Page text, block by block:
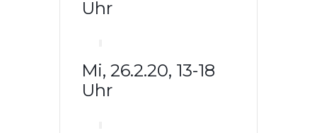
Uhr
Mi, 26.2.20, 13-18
Uhr